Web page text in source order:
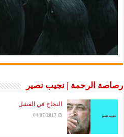
رصاصة الرحمة | نجيب نصير
النجاح في الفشل
04/07/2017